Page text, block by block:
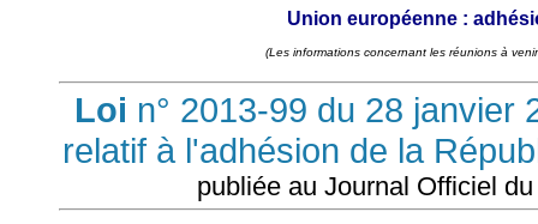
Union européenne :
(Les informations concernant les réunions à
Loi n° 2013-99 du 28 janvier
relatif à l'adhésion de la
publiée au Journal Officiel